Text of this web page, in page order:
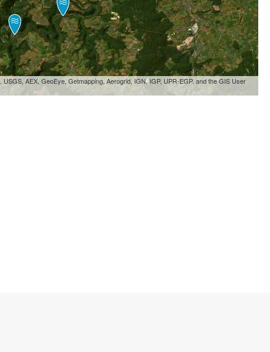
AEX, GeoEye, Getmapping, Aerogrid, IGN, IGP, UPR-EGP, and the GIS User